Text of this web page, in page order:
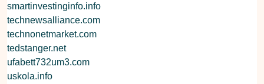
smartinvestinginfo.info
technewsalliance.com
technonetmarket.com
tedstanger.net
ufabett732um3.com
uskola.info